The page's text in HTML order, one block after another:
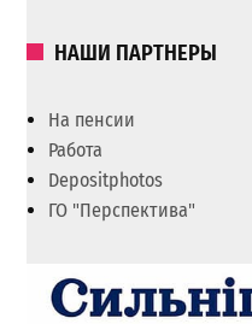
НАШИ ПАРТНЕРЫ
На пенсии
Работа
Depositphotos
ГО "Перспектива"